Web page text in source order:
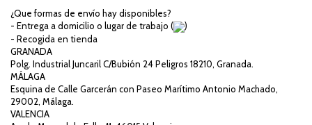
¿Que formas de envío hay disponibles?
- Entrega a domicilio o lugar de trabajo (
)
- Recogida en tienda
GRANADA
Polg. Industrial Juncaril C/Bubión 24 Peligros 18210, Granada.
MÁLAGA
Esquina de Calle Garcerán con Paseo Marítimo Antonio Machado,
29002, Málaga.
VALENCIA